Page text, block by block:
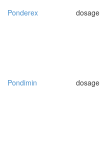
Ponderex dosage
Pondimin dosage